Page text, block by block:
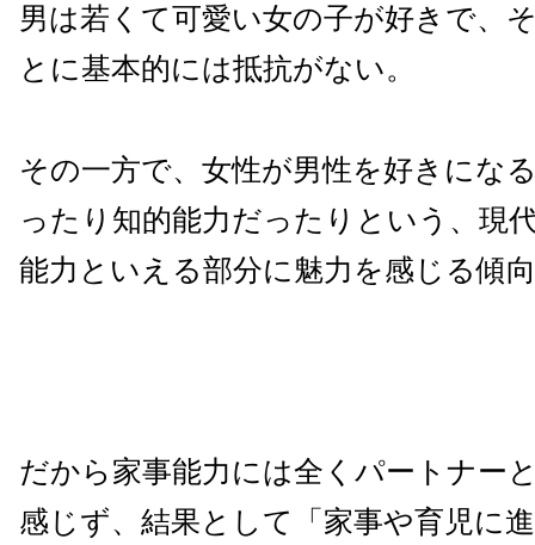
男は若くて可愛い女の子が好きで、
とに基本的には抵抗がない。
その一方で、女性が男性を好きにな
ったり知的能力だったりという、現
能力といえる部分に魅力を感じる傾
だから家事能力には全くパートナー
感じず、結果として「家事や育児に